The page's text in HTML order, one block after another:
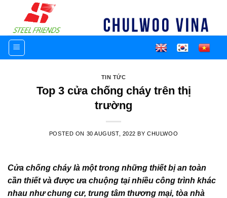
content
TIN TỨC
Top 3 cửa chống cháy trên thị
trường
POSTED ON 30 AUGUST, 2022 BYCHULWOO
Cửa chống cháy là một trong những thiết bị an toàn
cần thiết và được ưa chuộng tại nhiều công trình khác
nhau như chung cư, trung tâm thương mại, tòa nhà